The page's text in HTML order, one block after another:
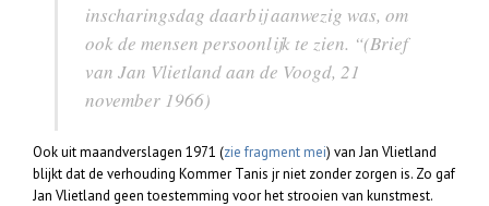
inscharingsdag daarbij aanwezig was, om
ook de mensen persoonlijk te zien. “(Brief
van Jan Vlietland aan de Voogd, 21
november 1966)
Ook uit maandverslagen 1971 (zie fragment mei) van Jan Vlietland
blijkt dat de verhouding Kommer Tanis jr niet zonder zorgen is. Zo gaf
Jan Vlietland geen toestemming voor het strooien van kunstmest.